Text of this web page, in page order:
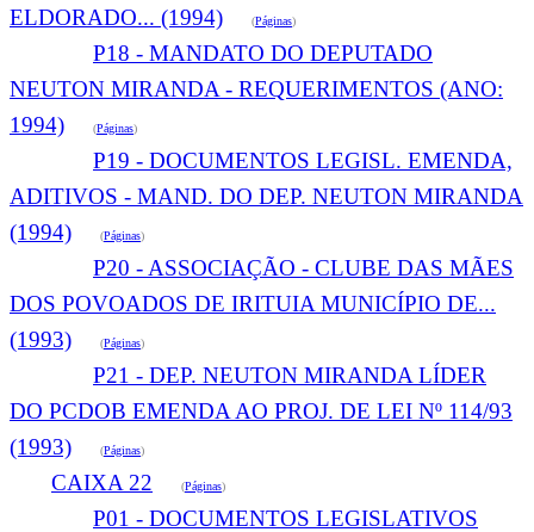
ELDORADO... (1994) (Páginas)
P18 - MANDATO DO DEPUTADO
NEUTON MIRANDA - REQUERIMENTOS (ANO:
1994) (Páginas)
P19 - DOCUMENTOS LEGISL. EMENDA,
ADITIVOS - MAND. DO DEP. NEUTON MIRANDA
(1994) (Páginas)
P20 - ASSOCIAÇÃO - CLUBE DAS MÃES
DOS POVOADOS DE IRITUIA MUNICÍPIO DE...
(1993) (Páginas)
P21 - DEP. NEUTON MIRANDA LÍDER
DO PCDOB EMENDA AO PROJ. DE LEI Nº 114/93
(1993) (Páginas)
CAIXA 22 (Páginas)
P01 - DOCUMENTOS LEGISLATIVOS